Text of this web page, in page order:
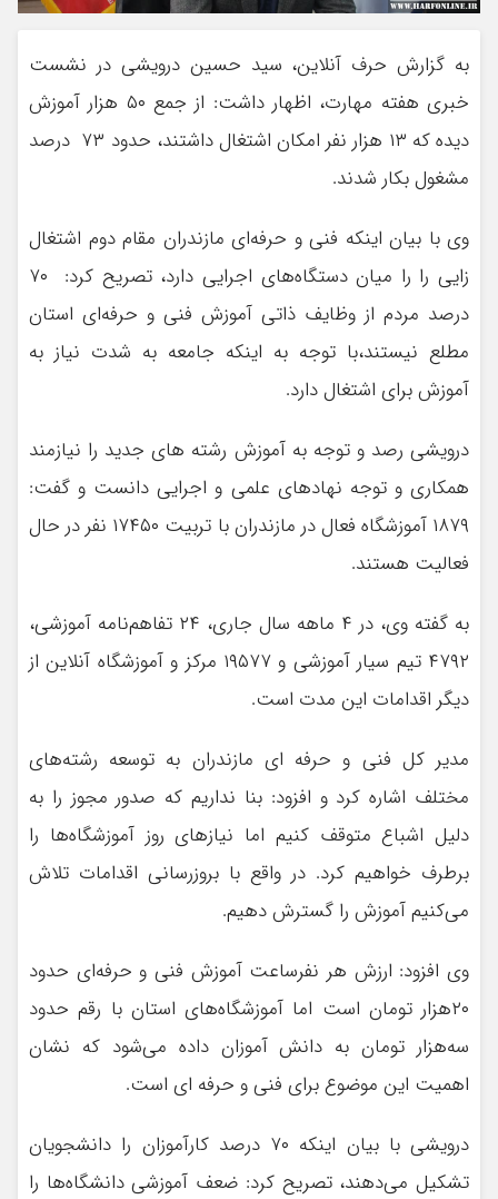
به گزارش حرف آنلاین، سید حسین درویشی در نشست
خبری هفته مهارت، اظهار داشت: از جمع ۵۰ هزار آموزش
دیده که ۱۳ هزار نفر امکان اشتغال داشتند، حدود ۷۳ درصد
مشغول بکار شدند.
وی با بیان اينکه فنی و حرفه‌ای مازندران مقام دوم اشتغال
زایی را را میان دستگاه‌های اجرایی دارد، تصریح کرد: ۷۰
درصد مردم از وظایف ذاتی آموزش فنی و حرفه‌ای استان
مطلع نیستند،با توجه به اینکه جامعه به شدت نیاز به
آموزش برای اشتغال دارد.
درویشی رصد و توجه به آموزش رشته های جدید را نیازمند
همکاری و توجه نهادهای علمی و اجرایی دانست و گفت:
۱۸۷۹ آموزشگاه فعال در مازندران با تربیت ۱۷۴۵۰ نفر در حال
فعالیت هستند.
به گفته وی، در ۴ ماهه سال جاری، ۲۴ تفاهم‌نامه آموزشی،
۴۷۹۲ تیم سیار آموزشی و ۱۹۵۷۷ مرکز و آموزشگاه آنلاین از
دیگر اقدامات این مدت است‌.
مدیر کل فنی و حرفه ای مازندران به توسعه رشته‌های
مختلف اشاره کرد و افزود: بنا نداریم که صدور مجوز را به
دلیل اشباع متوقف کنیم اما نیازهای روز آموزشگاه‌ها را
برطرف خواهیم کرد. در واقع با بروزرسانی اقدامات تلاش
می‌کنیم آموزش را گسترش دهیم.
وی افزود: ارزش هر نفرساعت آموزش فنی و حرفه‌ای حدود
۲۰هزار تومان است اما آموزشگاه‌های استان با رقم حدود
سه‌هزار تومان به دانش ‌آموزان داده می‌شود که نشان
اهمیت این موضوع برای فنی و حرفه ای است‌.
درویشی با بیان اینکه ۷۰ درصد کارآموزان را دانشجویان
تشکیل می‌دهند، تصریح کرد: ضعف آموزشی دانشگاه‌ها را